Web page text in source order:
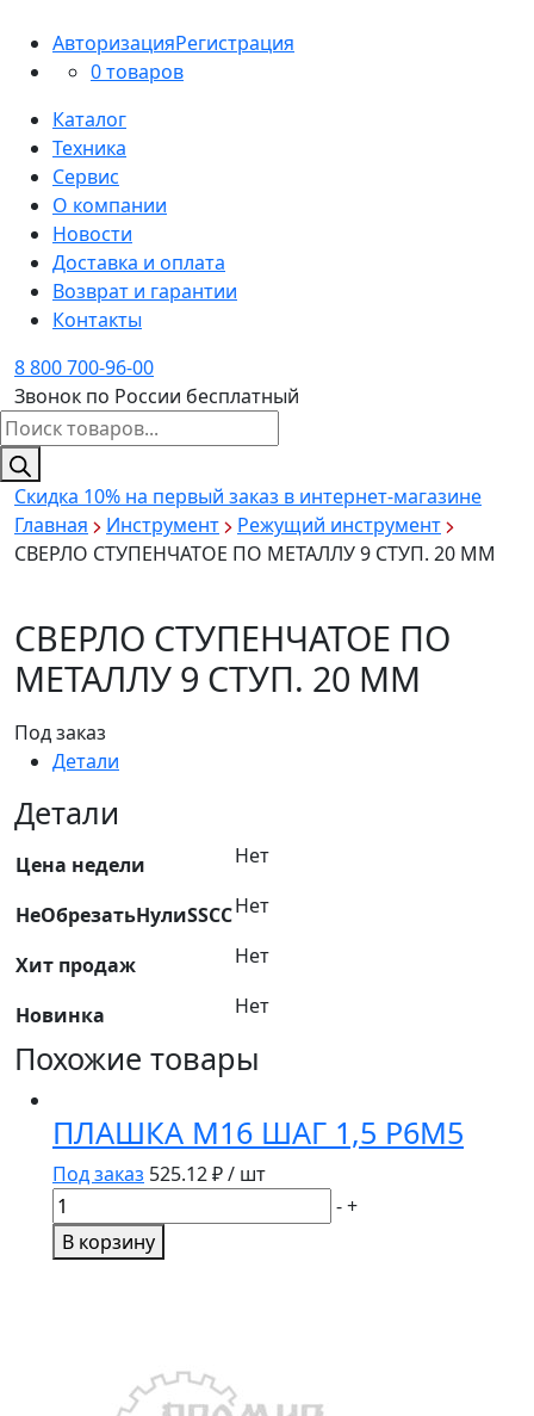
АвторизацияРегистрация
0 товаров
Каталог
Техника
Сервис
О компании
Новости
Доставка и оплата
Возврат и гарантии
Контакты
8 800 700-96-00
Звонок по России бесплатный
Поиск
товаров
Скидка 10% на первый заказ в интернет-магазине
Главная
Инструмент
Режущий инструмент
СВЕРЛО СТУПЕНЧАТОЕ ПО МЕТАЛЛУ 9 СТУП. 20 ММ
СВЕРЛО СТУПЕНЧАТОЕ ПО
МЕТАЛЛУ 9 СТУП. 20 ММ
Под заказ
Детали
Детали
Цена недели Нет
НеОбрезатьНулиSSCCНет
Хит продаж Нет
Новинка Нет
Похожие товары
ПЛАШКА М16 ШАГ 1,5 Р6М5
Под заказ 525.12₽ / шт
Количество
товара
ПЛАШКА
-+
В корзину